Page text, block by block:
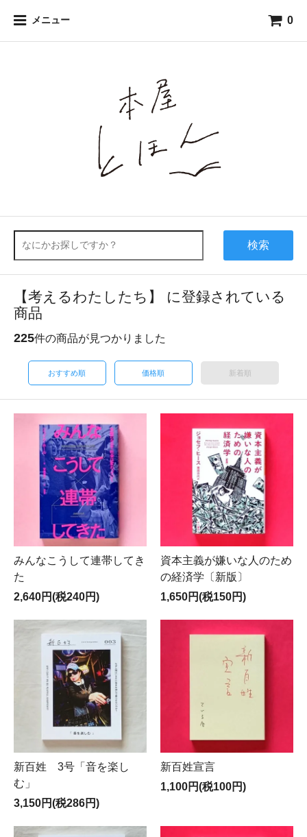
メニュー 0
検索
【考えるわたしたち】 に登録されている
商品
225件の商品が見つかりました
おすすめ順 価格順 新着順
みんなこうして連帯してき
た
2,640円(税240円)
資本主義が嫌いな人のため
の経済学〔新版〕
1,650円(税150円)
新百姓 3号「音を楽し
む」
3,150円(税286円)
新百姓宣言
1,100円(税100円)